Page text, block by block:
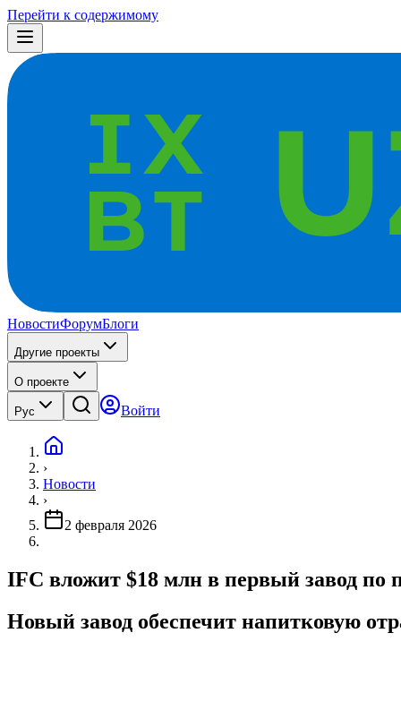
Перейти к содержимому
НовостиФорумБлоги
Другие проекты
О проекте
Рус Войти
›
Новости
›
2 февраля 2026
IFC вложит $18 млн в первый завод по
Новый завод обеспечит напитковую